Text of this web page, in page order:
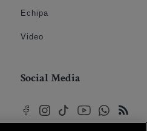
Echipa
Video
Social Media